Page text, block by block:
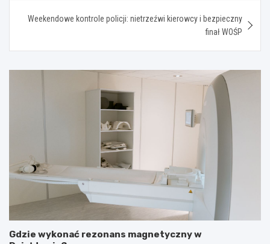
Weekendowe kontrole policji: nietrzeźwi kierowcy i bezpieczny
finał WOŚP
Gdzie wykonać rezonans magnetyczny w